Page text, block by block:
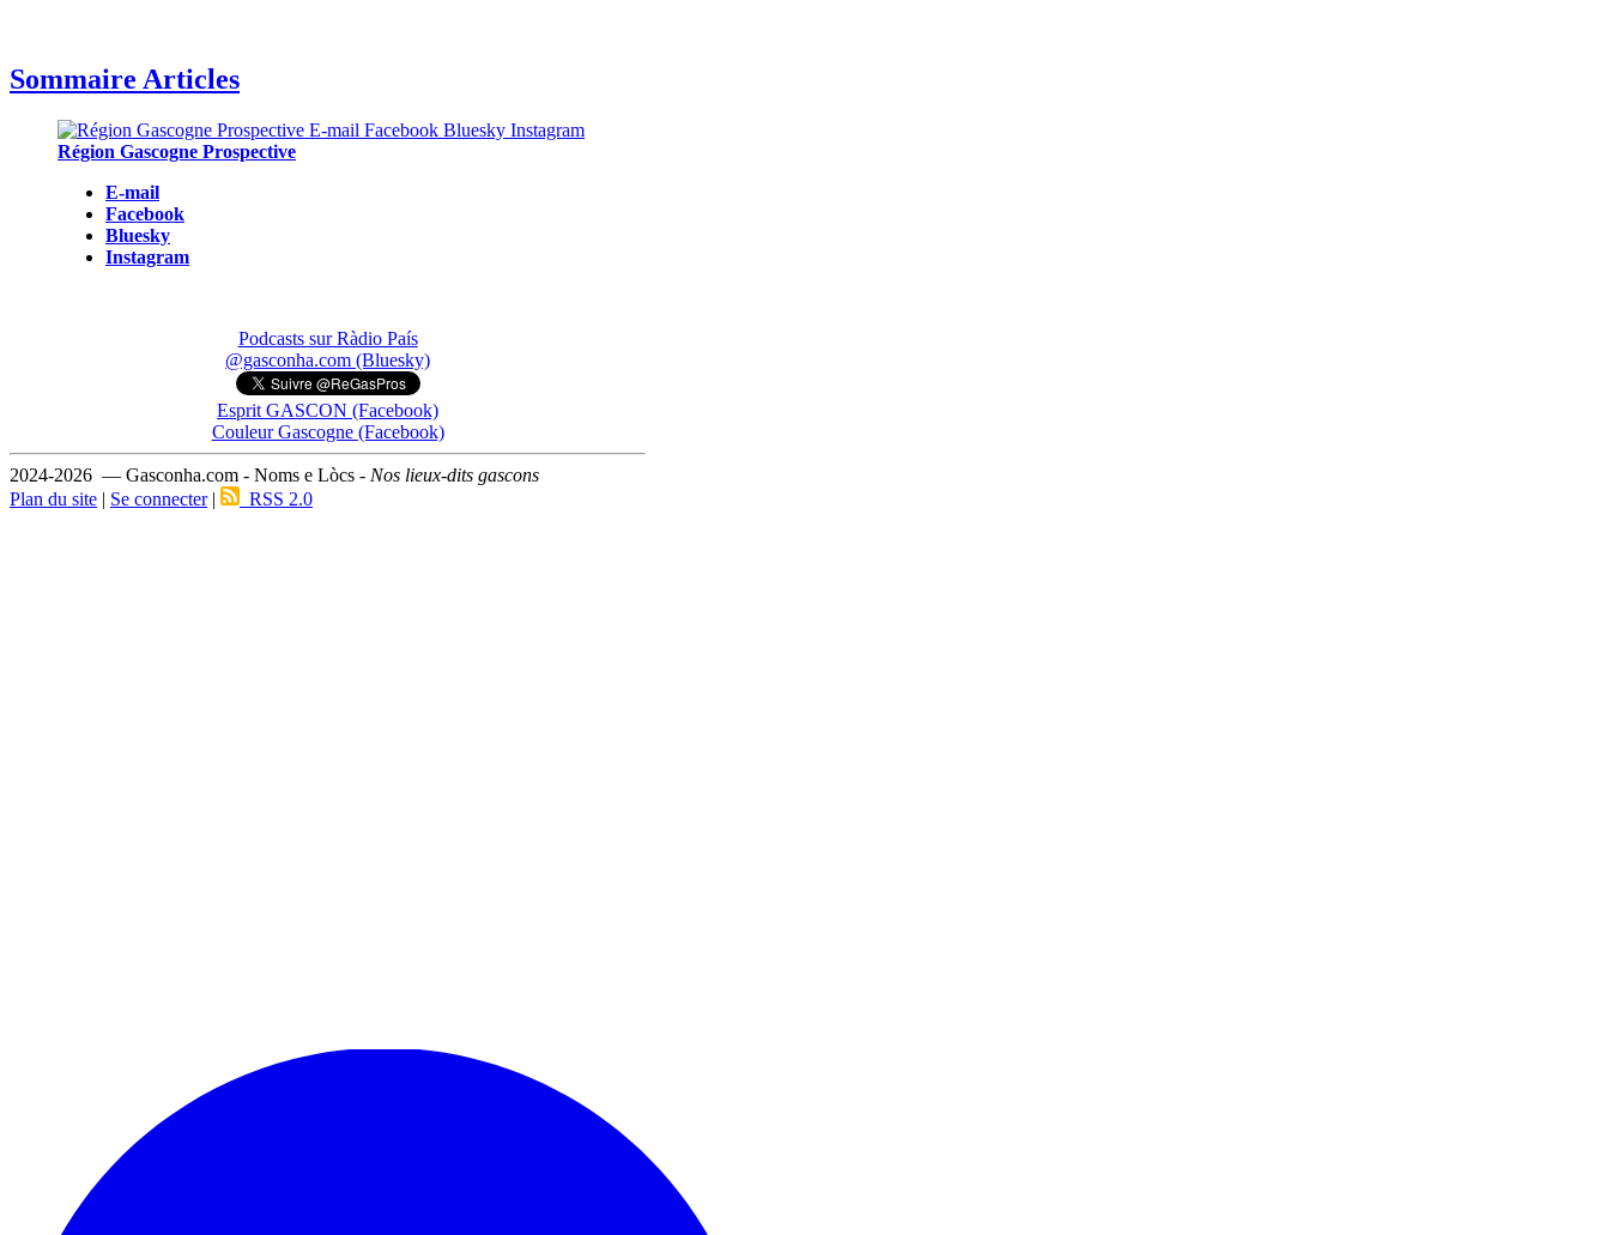
Sommaire Articles
Région Gascogne Prospective
E-mail
Facebook
Bluesky
Instagram
Podcasts sur Ràdio País
@gasconha.com (Bluesky)
Esprit GASCON (Facebook)
Couleur Gascogne (Facebook)
2024-2026 — Gasconha.com - Noms e Lòcs - Nos lieux-dits gascons
Plan du site | Se connecter| RSS 2.0